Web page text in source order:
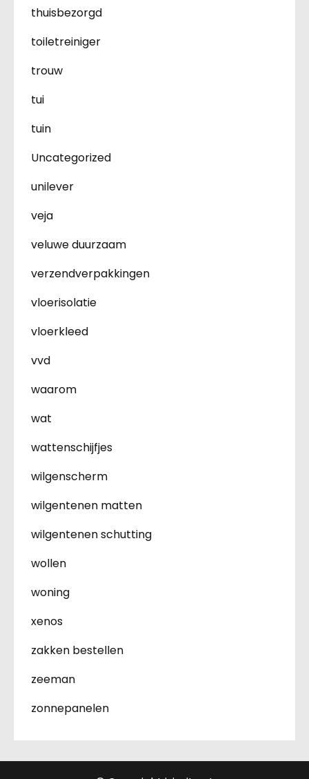
thuisbezorgd
toiletreiniger
trouw
tui
tuin
Uncategorized
unilever
veja
veluwe duurzaam
verzendverpakkingen
vloerisolatie
vloerkleed
vvd
waarom
wat
wattenschijfjes
wilgenscherm
wilgentenen matten
wilgentenen schutting
wollen
woning
xenos
zakken bestellen
zeeman
zonnepanelen